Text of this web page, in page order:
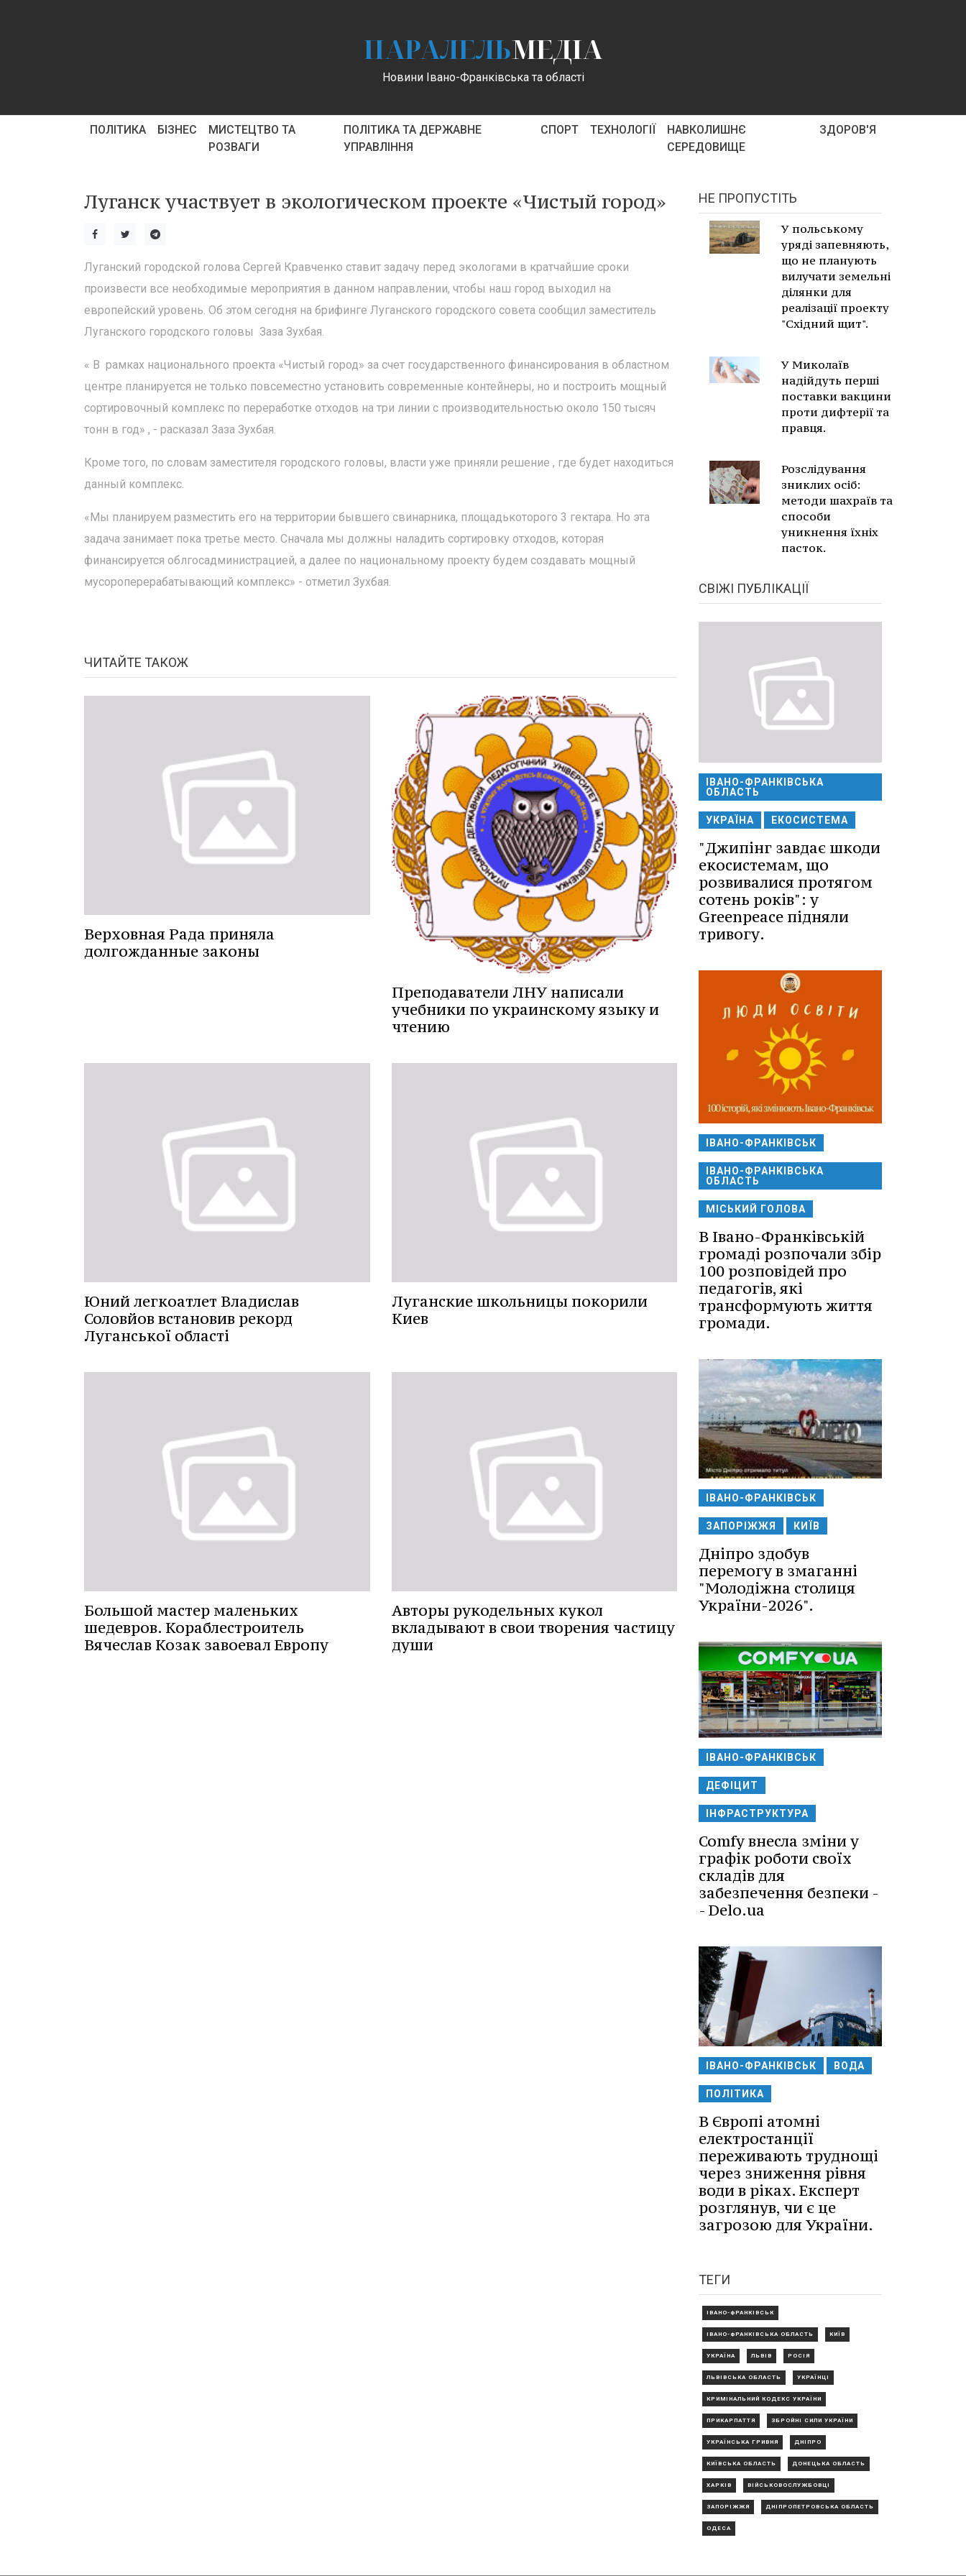
ПАРАЛЕЛЬМЕДІА
Новини Івано-Франківська та області
ПОЛІТИКА БІЗНЕС
МИСТЕЦТВО ТА
РОЗВАГИ
ПОЛІТИКА ТА ДЕРЖАВНЕ
УПРАВЛІННЯ
СПОРТ ТЕХНОЛОГІЇ
НАВКОЛИШНЄ
СЕРЕДОВИЩЕ
ЗДОРОВ'Я
Луганск участвует в экологическом проекте «Чистый город»
Луганский городской голова Сергей Кравченко ставит задачу перед экологами в кратчайшие сроки
произвести все необходимые мероприятия в данном направлении, чтобы наш город выходил на
европейский уровень. Об этом сегодня на брифинге Луганского городского совета сообщил заместитель
Луганского городского головы Заза Зухбая.
« В рамках национального проекта «Чистый город» за счет государственного финансирования в областном
центре планируется не только повсеместно установить современные контейнеры, но и построить мощный
сортировочный комплекс по переработке отходов на три линии с производительностью около 150 тысяч
тонн в год» , - расказал Заза Зухбая.
Кроме того, по словам заместителя городского головы, власти уже приняли решение , где будет находиться
данный комплекс.
«Мы планируем разместить его на территории бывшего свинарника, площадькоторого 3 гектара. Но эта
задача занимает пока третье место. Сначала мы должны наладить сортировку отходов, которая
финансируется облгосадминистрацией, а далее по национальному проекту будем создавать мощный
мусороперерабатывающий комплекс» - отметил Зухбая.
ЧИТАЙТЕ ТАКОЖ
Верховная Рада приняла
долгожданные законы
Преподаватели ЛНУ написали
учебники по украинскому языку и
чтению
Юний легкоатлет Владислав
Соловйов встановив рекорд
Луганської області
Луганские школьницы покорили
Киев
Большой мастер маленьких
шедевров. Кораблестроитель
Вячеслав Козак завоевал Европу
Авторы рукодельных кукол
вкладывают в свои творения частицу
души
НЕ ПРОПУСТІТЬ
У польському
уряді запевняють,
що не планують
вилучати земельні
ділянки для
реалізації проекту
"Східний щит".
У Миколаїв
надійдуть перші
поставки вакцини
проти дифтерії та
правця.
Розслідування
зниклих осіб:
методи шахраїв та
способи
уникнення їхніх
пасток.
СВІЖІ ПУБЛІКАЦІЇ
ІВАНО-ФРАНКІВСЬКА
ОБЛАСТЬ
УКРАЇНА ЕКОСИСТЕМА
"Джипінг завдає шкоди
екосистемам, що
розвивалися протягом
сотень років": у
Greenpeace підняли
тривогу.
ІВАНО-ФРАНКІВСЬК
ІВАНО-ФРАНКІВСЬКА
ОБЛАСТЬ
МІСЬКИЙ ГОЛОВА
В Івано-Франківській
громаді розпочали збір
100 розповідей про
педагогів, які
трансформують життя
громади.
ІВАНО-ФРАНКІВСЬК
ЗАПОРІЖЖЯ КИЇВ
Дніпро здобув
перемогу в змаганні
"Молодіжна столиця
України-2026".
ІВАНО-ФРАНКІВСЬК
ДЕФІЦИТ
ІНФРАСТРУКТУРА
Comfy внесла зміни у
графік роботи своїх
складів для
забезпечення безпеки -
- Delo.ua
ІВАНО-ФРАНКІВСЬК ВОДА
ПОЛІТИКА
В Європі атомні
електростанції
переживають труднощі
через зниження рівня
води в ріках. Експерт
розглянув, чи є це
загрозою для України.
ТЕГИ
ІВАНО-ФРАНКІВСЬК
ІВАНО-ФРАНКІВСЬКА ОБЛАСТЬ КИЇВ
УКРАЇНА ЛЬВІВ РОСІЯ
ЛЬВІВСЬКА ОБЛАСТЬ УКРАЇНЦІ
КРИМІНАЛЬНИЙ КОДЕКС УКРАЇНИ
ПРИКАРПАТТЯ ЗБРОЙНІ СИЛИ УКРАЇНИ
УКРАЇНСЬКА ГРИВНЯ ДНІПРО
КИЇВСЬКА ОБЛАСТЬ ДОНЕЦЬКА ОБЛАСТЬ
ХАРКІВ ВІЙСЬКОВОСЛУЖБОВЦІ
ЗАПОРІЖЖЯ ДНІПРОПЕТРОВСЬКА ОБЛАСТЬ
ОДЕСА